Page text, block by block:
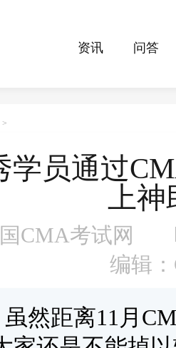
资讯 问答
>
学员通过
上神
CMA考试网
编辑
虽然距离11月